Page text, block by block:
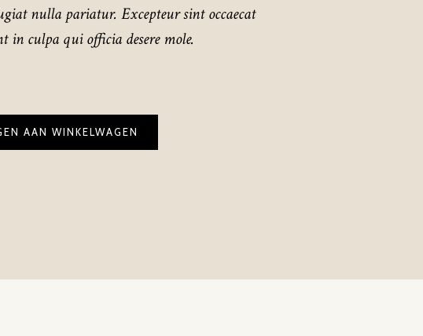
nulla pariatur. Excepteur sint occaecat
in culpa qui officia desere mole.
AAN WINKELWAGEN